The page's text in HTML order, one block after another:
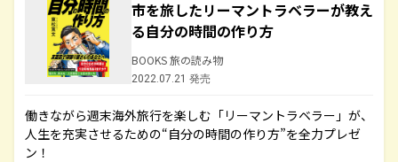
市を旅したリーマントラベラーが教え
る自分の時間の作り方
BOOKS 旅の読み物
2022.07.21 発売
働きながら週末海外旅行を楽しむ「リーマントラベラー」が、
人生を充実させるための“自分の時間の作り方”を全力プレゼ
ン！